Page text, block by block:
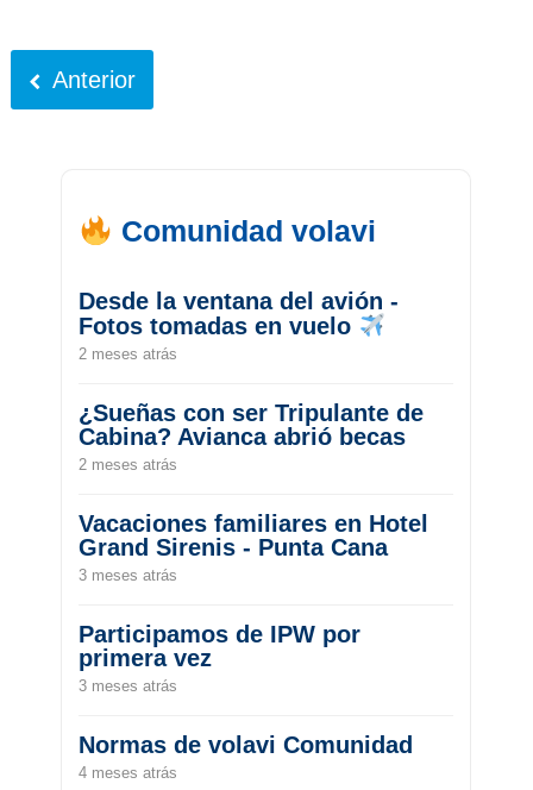
Anterior
Comunidad volavi
Desde la ventana del avión -
Fotos tomadas en vuelo
2 meses atrás
¿Sueñas con ser Tripulante de
Cabina? Avianca abrió becas
2 meses atrás
Vacaciones familiares en Hotel
Grand Sirenis - Punta Cana
3 meses atrás
Participamos de IPW por
primera vez
3 meses atrás
Normas de volavi Comunidad
4 meses atrás